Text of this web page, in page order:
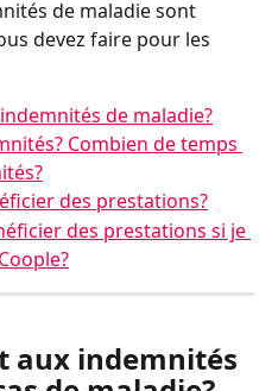
de maladie sont
devez faire pour les
de maladie?
Combien de temps
des prestations?
des prestations si je
aux indemnités